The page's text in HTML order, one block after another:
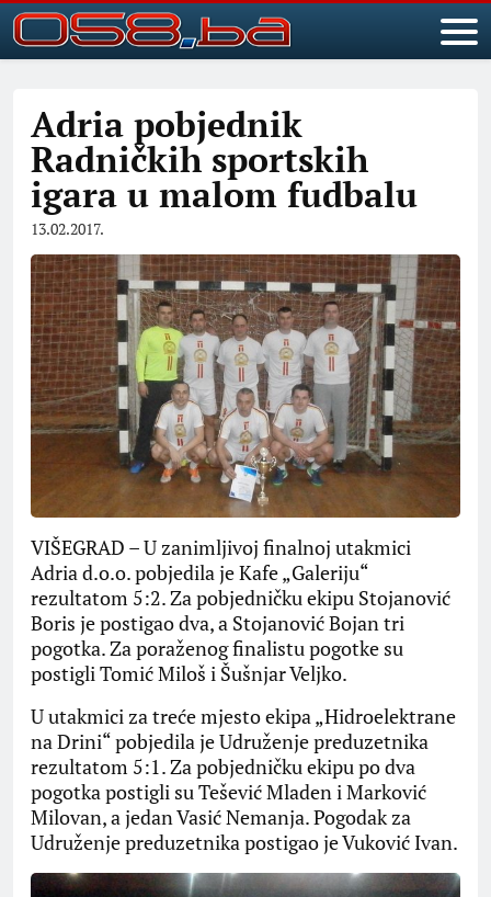
Adria pobjednik
Radničkih sportskih
igara u malom fudbalu
13.02.2017.
VIŠEGRAD – U zanimljivoj finalnoj utakmici
Adria d.o.o. pobjedila je Kafe „Galeriju“
rezultatom 5:2. Za pobjedničku ekipu Stojanović
Boris je postigao dva, a Stojanović Bojan tri
pogotka. Za poraženog finalistu pogotke su
postigli Tomić Miloš i Šušnjar Veljko.
U utakmici za treće mjesto ekipa „Hidroelektrane
na Drini“ pobjedila je Udruženje preduzetnika
rezultatom 5:1. Za pobjedničku ekipu po dva
pogotka postigli su Tešević Mladen i Marković
Milovan, a jedan Vasić Nemanja. Pogodak za
Udruženje preduzetnika postigao je Vuković Ivan.